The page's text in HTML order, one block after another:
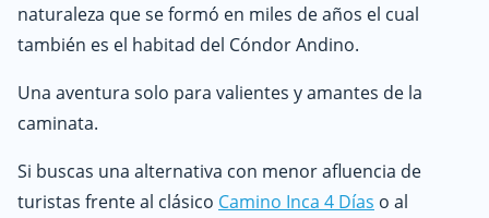
naturaleza que se formó en miles de años el cual
también es el habitad del Cóndor Andino.
Una aventura solo para valientes y amantes de la
caminata.
Si buscas una alternativa con menor afluencia de
turistas frente al clásico Camino Inca 4 Días o al